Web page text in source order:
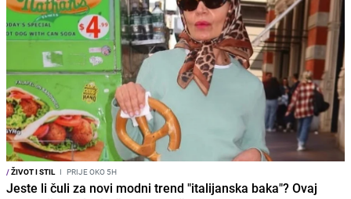
/ŽIVOT I STIL I PRIJE OKO 5H
Jeste li čuli za novi modni trend "italijanska baka"? Ovaj